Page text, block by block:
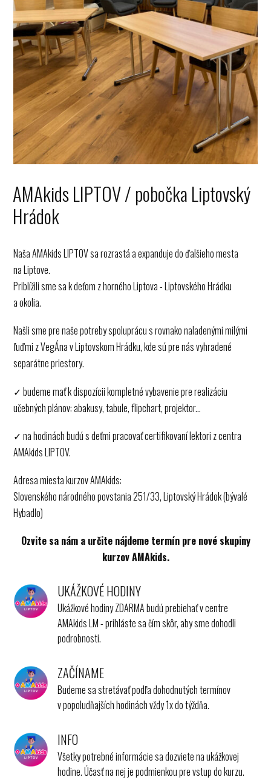
AMAkids LIPTOV / pobočka Liptovský
Hrádok
Naša AMAkids LIPTOV sa rozrastá a expanduje do ďalšieho mesta
na Liptove.
Priblížili sme sa k deťom z horného Liptova - Liptovského Hrádku
a okolia.
Našli sme pre naše potreby spoluprácu s rovnako naladenými milými
ľuďmi z VegÁna v Liptovskom Hrádku, kde sú pre nás vyhradené
separátne priestory.
✓ budeme mať k dispozícii kompletné vybavenie pre realizáciu
učebných plánov: abakusy, tabule, flipchart, projektor...
✓ na hodinách budú s deťmi pracovať certifikovaní lektori z centra
AMAkids LIPTOV.
Adresa miesta kurzov AMAkids:
Slovenského národného povstania 251/33, Liptovský Hrádok (bývalé
Hybadlo)
Ozvite sa nám a určite nájdeme termín pre nové skupiny
kurzov AMAkids.
UKÁŽKOVÉ HODINY
Ukážkové hodiny ZDARMA budú prebiehať v centre
AMAkids LM - prihláste sa čím skôr, aby sme dohodli
podrobnosti.
ZAČÍNAME
Budeme sa stretávať podľa dohodnutých termínov
v popoludňajších hodinách vždy 1x do týždňa.
INFO
Všetky potrebné informácie sa dozviete na ukážkovej
hodine. Účasť na nej je podmienkou pre vstup do kurzu.